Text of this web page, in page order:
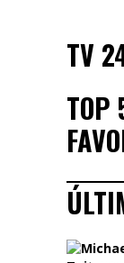
TV
TOP